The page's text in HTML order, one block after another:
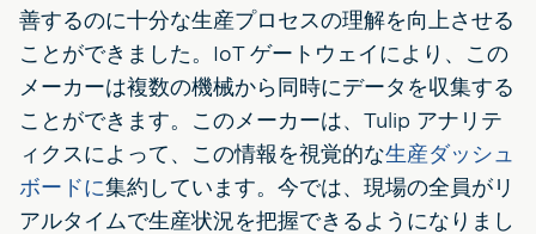
善するのに十分な生産プロセスの理解を向上させる
ことができました。IoT ゲートウェイにより、この
メーカーは複数の機械から同時にデータを収集する
ことができます。このメーカーは、Tulip アナリテ
ィクスによって、この情報を視覚的な生産ダッシュ
ボードに集約しています。今では、現場の全員がリ
アルタイムで生産状況を把握できるようになりまし